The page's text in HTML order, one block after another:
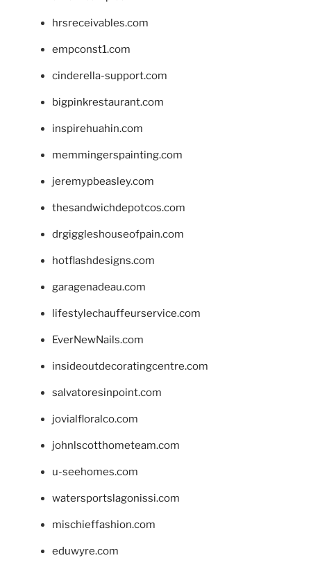
hrsreceivables.com
empconst1.com
cinderella-support.com
bigpinkrestaurant.com
inspirehuahin.com
memmingerspainting.com
jeremypbeasley.com
thesandwichdepotcos.com
drgiggleshouseofpain.com
hotflashdesigns.com
garagenadeau.com
lifestylechauffeurservice.com
EverNewNails.com
insideoutdecoratingcentre.com
salvatoresinpoint.com
jovialfloralco.com
johnlscotthometeam.com
u-seehomes.com
watersportslagonissi.com
mischieffashion.com
eduwyre.com